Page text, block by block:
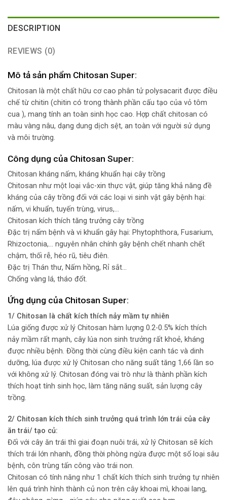
DESCRIPTION
REVIEWS (0)
Mô tả sản phẩm Chitosan Super:
Chitosan là một chất hữu cơ cao phân tử polysacarit được điều
chế từ chitin (chitin có trong thành phần cấu tạo của vỏ tôm
cua ), mang tính an toàn sinh học cao. Hợp chất chitosan có
màu vàng nâu, dạng dung dịch sệt, an toàn với người sử dụng
và môi trường.
Công dụng của Chitosan Super:
Chitosan kháng nấm, kháng khuẩn hại cây trồng
Chitosan như một loại vắc-xin thực vật, giúp tăng khả năng đề
kháng của cây trồng đối với các loại vi sinh vật gây bệnh hại:
nấm, vi khuẩn, tuyến trùng, virus,…
Chitosan kích thích tăng trưởng cây trồng
Đặc trị nấm bệnh và vi khuẩn gây hại: Phytophthora, Fusarium,
Rhizoctonia,… nguyên nhân chính gây bệnh chết nhanh chết
chậm, thối rễ, héo rũ, tiêu điên.
Đặc trị Thán thư, Nấm hồng, Rỉ sắt…
Chống vàng lá, tháo đốt.
Ứng dụng của Chitosan Super:
1/ Chitosan là chất kích thích nảy mầm tự nhiên
Lúa giống được xử lý Chitosan hàm lượng 0.2-0.5% kích thích
nảy mầm rất mạnh, cây lúa non sinh trưởng rất khoẻ, kháng
được nhiều bệnh. Đồng thời cùng điều kiện canh tác và dinh
dưỡng, lúa được xử lý Chitosan cho năng suất tăng 1,66 lần so
với không xử lý. Chitosan đóng vai trò như là thành phần kích
thích hoạt tính sinh học, làm tăng năng suất, sản lượng cây
trồng.
2/ Chitosan kích thích sinh trưởng quá trình lớn trái của cây
ăn trái/ tạo củ:
Đối với cây ăn trái thì giai đoạn nuôi trái, xử lý Chitosan sẽ kích
thích trái lớn nhanh, đồng thời phòng ngừa được một số loại sâu
bệnh, côn trùng tấn công vào trái non.
Chitosan có tính năng như 1 chất kích thích sinh trưởng tự nhiên
lên quá trình hình thành củ non trên cây khoai mì, khoai lang,